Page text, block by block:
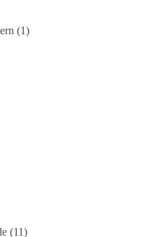
und ohne Tabus.
diaries-covid-origins-
aus-aller-welt/usa-
(1)
(11)